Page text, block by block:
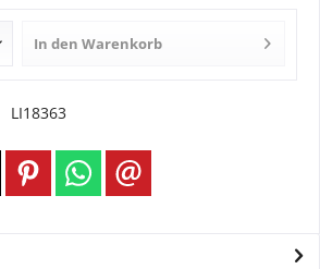
In den Warenkorb
LI18363